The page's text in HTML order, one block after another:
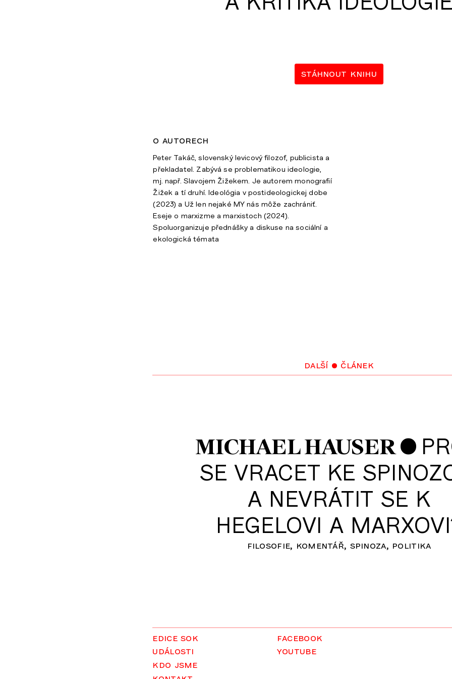
stáhnout knihu
o autorech
Peter Takáč, slovenský levicový filozof, publicista a
překladatel. Zabývá se problematikou ideologie,
mj. např. Slavojem Žižekem. Je autorem monografií
Žižek a tí druhí. Ideológia v postideologickej dobe
(2023) a Už len nejaké MY nás môže zachrániť.
Eseje o marxizme a marxistoch (2024).
Spoluorganizuje přednášky a diskuse na sociální a
ekologická témata
další • článek
MICHAEL HAUSER •
SE VRACET KE
A NEVRÁTIT SE K
HEGELOVI A
filosofie komentář spinoza politika
edice sok
události
kdo jsme
facebook
youtube